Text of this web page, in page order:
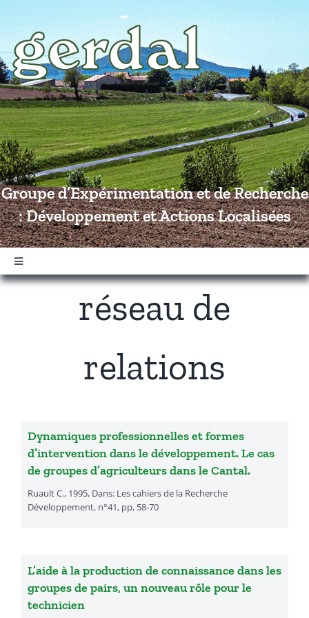
contenu
Groupe d’Expérimentation et de Recherche
: Développement et Actions Localisées
Navigation
à
Recherches & Activités
Séminaires & Journées d’étude
réseau de
relations
Dynamiques professionnelles et formes
d’intervention dans le développement. Le cas
de groupes d’agriculteurs dans le Cantal.
Ruault C., 1995, Dans: Les cahiers de la Recherche
Développement, n°41, pp, 58-70
L’aide à la production de connaissance dans les
groupes de pairs, un nouveau rôle pour le
technicien